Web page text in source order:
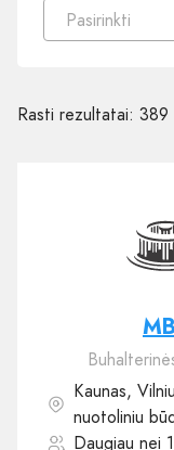
Pasirinkti
Rasti rezultatai: 389
Kaunas,
nuotoliniu
Daugiau nei